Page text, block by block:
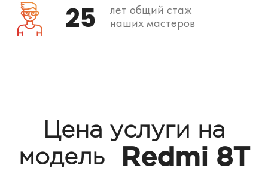
25
лет общий стаж
наших мастеров
Цена услуги на
модель
Redmi 8T